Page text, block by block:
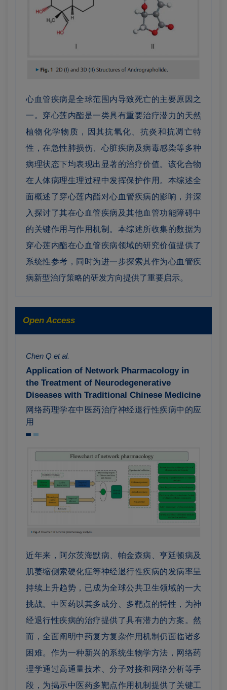
心血管疾病是全球范围内导致死亡的主要原因之
一。穿心莲内酯是一类具有重要治疗潜力的天然
植物化学物质，因其抗氧化、抗炎和抗凋亡特
性，在急性肺损伤、心脏疾病及病毒感染等多种
病理状态下均表现出显著的治疗价值。该化合物
在人体病理生理过程中发挥保护作用。本综述全
面概述了穿心莲内酯对心血管疾病的影响，并深
入探讨了其在心血管疾病及其他血管功能障碍中
的关键作用与作用机制。本综述所收集的数据为
穿心莲内酯在心血管疾病领域的研究价值提供了
系统性参考，同时为进一步探索其作为心血管疾
病新型治疗策略的研发方向提供了重要启示。
Open Access
Chen Q et al.
Application of Network Pharmacology in
the Treatment of Neurodegenerative
Diseases with Traditional Chinese Medicine
网络药理学在中医药治疗神经退行性疾病中的应
用
近年来，阿尔茨海默病、帕金森病、亨廷顿病及
肌萎缩侧索硬化症等神经退行性疾病的发病率呈
持续上升趋势，已成为全球公共卫生领域的一大
挑战。中医药以其多成分、多靶点的特性，为神
经退行性疾病的治疗提供了具有潜力的方案。然
而，全面阐明中药复方复杂作用机制仍面临诸多
困难。作为一种新兴的系统生物学方法，网络药
理学通过高通量技术、分子对接和网络分析等手
段，为揭示中医药多靶点作用机制提供了关键工